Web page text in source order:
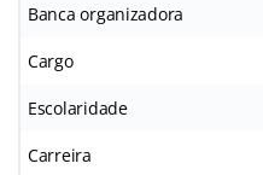
Banca organizadora
Cargo
Escolaridade
Carreira